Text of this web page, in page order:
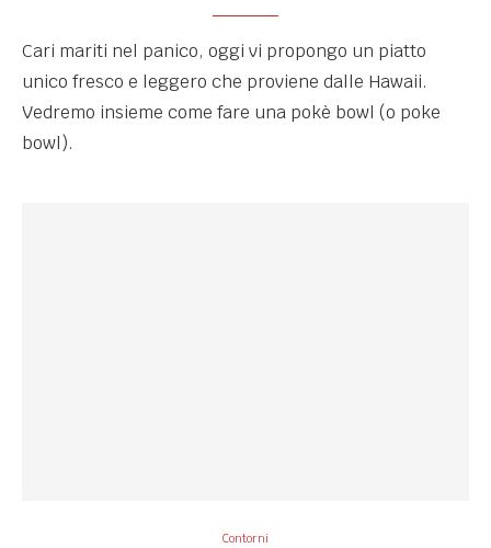
Cari mariti nel panico, oggi vi propongo un piatto
unico fresco e leggero che proviene dalle Hawaii.
Vedremo insieme come fare una pokè bowl (o poke
bowl).
Contorni